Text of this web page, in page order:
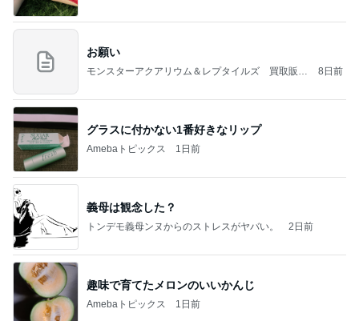
お願い
モンスターアクアリウム＆レプタイルズ 買取販売
8日前
グラスに付かない1番好きなリップ
Amebaトピックス 1日前
義母は観念した？
トンデモ義母ンヌからのストレスがヤバい。 2日前
趣味で育てたメロンのいいかんじ
Amebaトピックス 1日前